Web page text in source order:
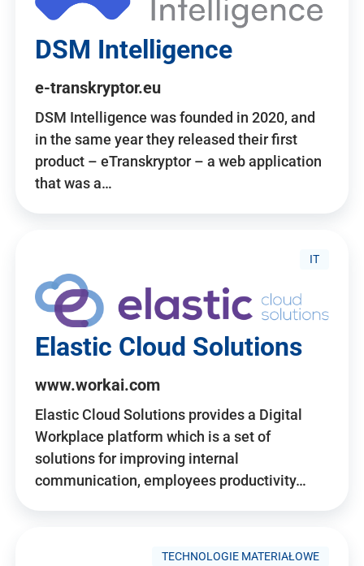
DSM Intelligence
e-transkryptor.eu
DSM Intelligence was founded in 2020, and
in the same year they released their first
product – eTranskryptor – a web application
that was a…
IT
Elastic Cloud Solutions
www.workai.com
Elastic Cloud Solutions provides a Digital
Workplace platform which is a set of
solutions for improving internal
communication, employees productivity…
TECHNOLOGIE MATERIAŁOWE